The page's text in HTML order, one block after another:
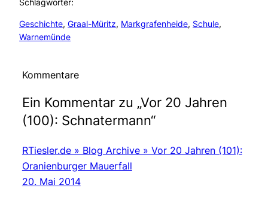
Schlagwörter:
Geschichte, Graal-Müritz, Markgrafenheide, Schule
Warnemünde
Kommentare
Ein Kommentar zu „Vor 20 Jahren
(100): Schnatermann“
RTiesler.de » Blog Archive » Vor 20 Jahren (101):
Oranienburger Mauerfall
20. Mai 2014